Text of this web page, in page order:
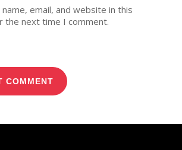
name, email, and website in this
the next time I comment.